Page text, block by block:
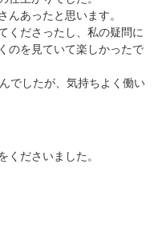
んあったと思います。
くださったし、私の疑問に
のを見ていて楽しかったで
でしたが、気持ちよく働い
くださいました。